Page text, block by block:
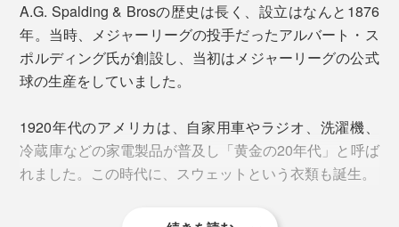
フードの首元が重なる「クロスネック」。これは、首元
から風が入らないよう配慮されたデザインなのでしょう
か。今では珍しいディテールです。ロックミシンで縫製
されたフチも当時のまま。
フードのみダブルフェイス（二層）仕立てのため形が崩
れにくく、横から見た時のシルエットも美しい。
その質の高さから“空気も一緒に編み込んだよう”と表現
されるほど。
A.G. Spalding & Brosの歴史は長く、設立はなんと1876
年。当時、メジャーリーグの投手だったアルバート・ス
ポルディング氏が創設し、当初はメジャーリーグの公式
球の生産をしていました。
1920年代のアメリカは、自家用車やラジオ、洗濯機、
冷蔵庫などの家電製品が普及し「黄金の20年代」と呼ば
れました。この時代に、スウェットという衣類も誕生。